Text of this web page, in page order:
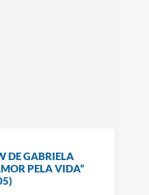
DE GABRIELA
PELA VIDA”